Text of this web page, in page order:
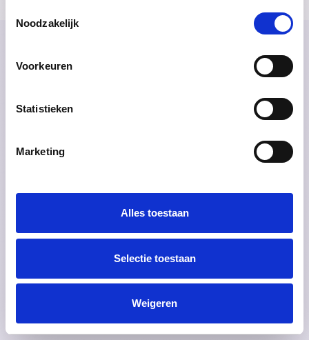
Noodzakelijk
Voorkeuren
Statistieken
Marketing
Alles toestaan
Selectie toestaan
Weigeren